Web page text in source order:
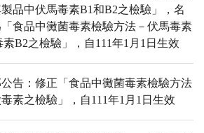
品中伏馬毒素B1和B2之檢驗」，名
食品中黴菌毒素檢驗方法－伏馬毒素
B2之檢驗」，自111年1月1日生效
告：修正「食品中黴菌毒素檢驗方法
素之檢驗」，自111年1月1日生效